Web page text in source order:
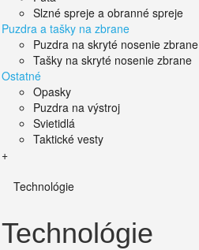
Slzné spreje a obranné spreje
Puzdra a tašky na zbrane
Puzdra na skryté nosenie zbrane
Tašky na skryté nosenie zbrane
Ostatné
Opasky
Puzdra na výstroj
Svietidlá
Taktické vesty
+
Technológie
Technológie